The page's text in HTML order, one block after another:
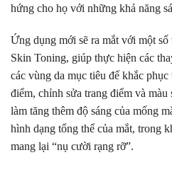
hứng cho họ với những khả năng
Ứng dụng mới sẽ ra mắt với một
Skin Toning, giúp thực hiện các
các vùng da mục tiêu để khắc
điểm, chỉnh sửa trang điểm và màu
làm tăng thêm độ sáng của mống
hình dạng tổng thể của mắt, trong
mang lại “nụ cười rạng rỡ”.